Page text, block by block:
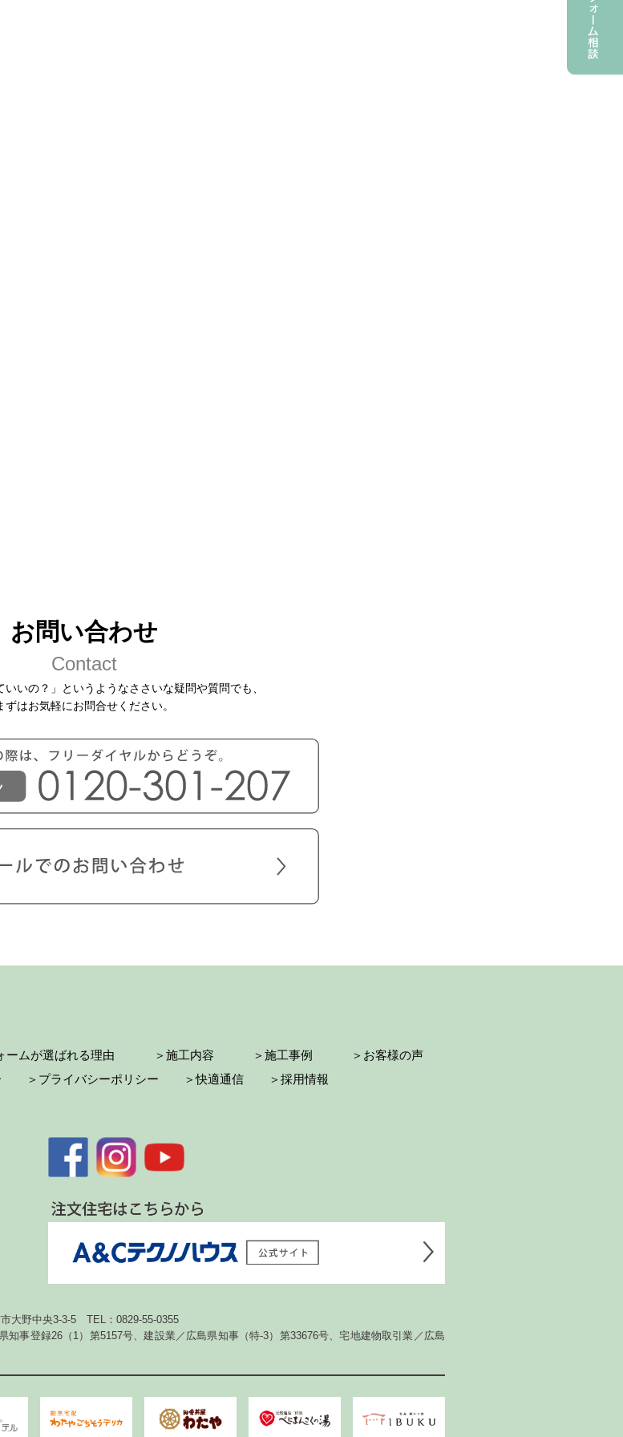
お問い合わせ
Contact
いいの？」というようなささいな疑問や質問でも、
ずはお気軽にお問合せください。
ームが選ばれる理由 ＞施工内容 ＞施工事例
＞お客様の声
＞プライバシーポリシー ＞快適通信 ＞採用情報
市大野中央3-3-5 TEL：0829-55-0355
知事登録26（1）第5157号、建設業／広島県知事（特-3）第33676号、宅地建物取引業／広島